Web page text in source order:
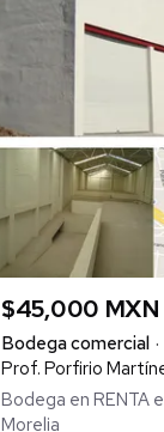
$45,000 MXN
Bodega comercial
Prof. Porfirio
Bodega en RENTA
Morelia